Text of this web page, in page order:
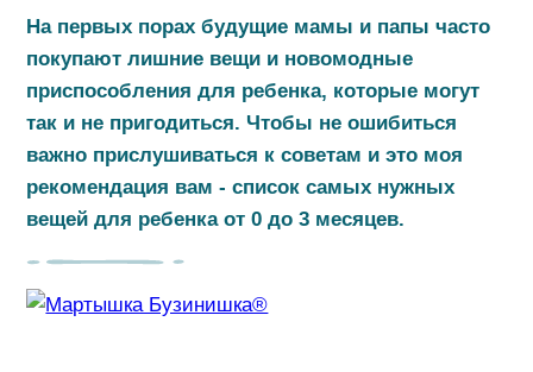
На первых порах будущие мамы и папы часто
покупают лишние вещи и новомодные
приспособления для ребенка, которые могут
так и не пригодиться. Чтобы не ошибиться
важно прислушиваться к советам и это моя
рекомендация вам - список самых нужных
вещей для ребенка от 0 до 3 месяцев.